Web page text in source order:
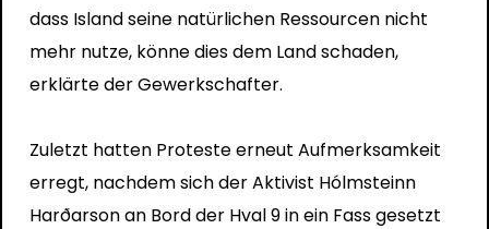
dass Island seine natürlichen Ressourcen nicht
mehr nutze, könne dies dem Land schaden,
erklärte der Gewerkschafter.
Zuletzt hatten Proteste erneut Aufmerksamkeit
erregt, nachdem sich der Aktivist Hólmsteinn
Harðarson an Bord der Hval 9 in ein Fass gesetzt